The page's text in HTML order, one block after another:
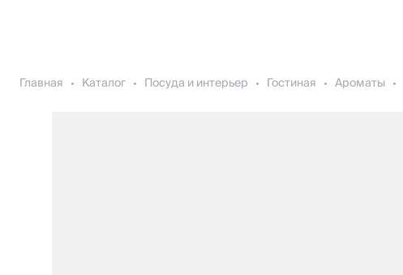
Главная Каталог Посуда и интерьер Гостиная Ароматы